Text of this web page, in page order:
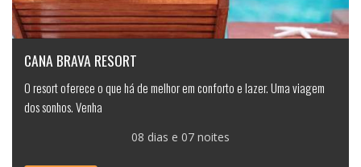
CANA BRAVA RESORT
O resort oferece o que há de melhor em conforto e lazer. Uma viagem
dos sonhos. Venha
08 dias e 07 noites